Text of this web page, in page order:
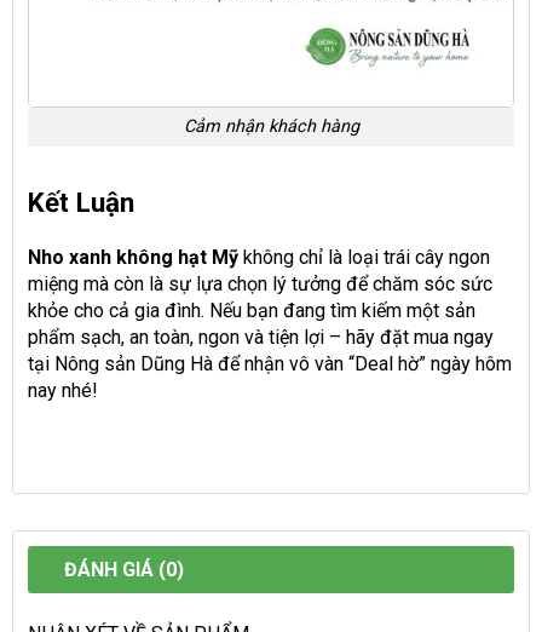
Cảm nhận khách hàng
Kết Luận
Nho xanh không hạt Mỹ không chỉ là loại trái cây ngon
miệng mà còn là sự lựa chọn lý tưởng để chăm sóc sức
khỏe cho cả gia đình. Nếu bạn đang tìm kiếm một sản
phẩm sạch, an toàn, ngon và tiện lợi – hãy đặt mua ngay
tại Nông sản Dũng Hà để nhận vô vàn “Deal hờ” ngày hôm
nay nhé!
ĐÁNH GIÁ (0)